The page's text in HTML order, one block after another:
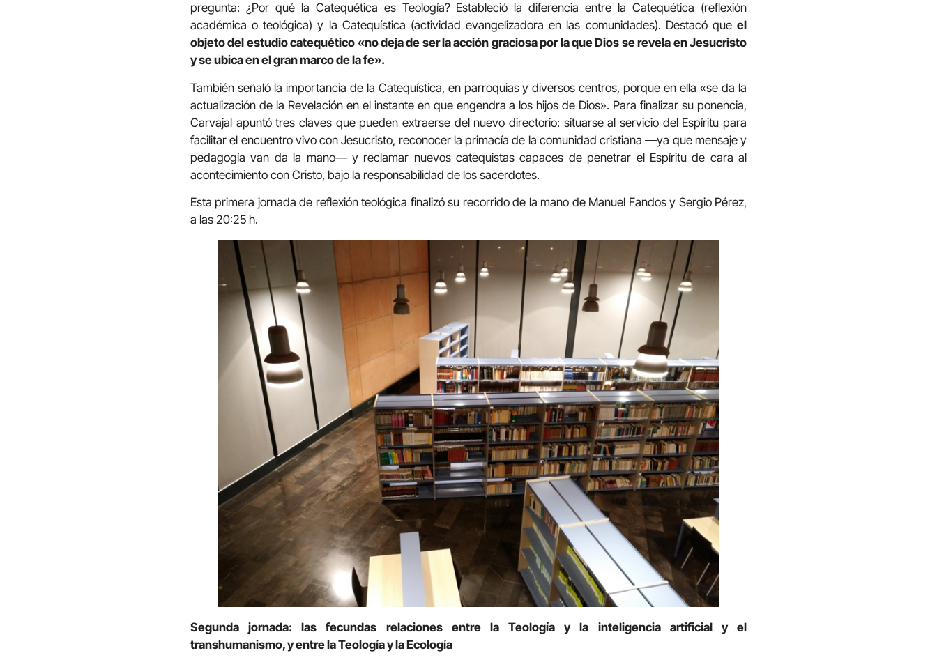
pregunta: ¿Por qué la Catequética es Teología? Estableció la diferencia entre la Catequética (reflexión
académica o teológica) y la Catequística (actividad evangelizadora en las comunidades). Destacó que el
objeto del estudio catequético «no deja de ser la acción graciosa por la que Dios se revela en Jesucristo
y se ubica en el gran marco de la fe».
También señaló la importancia de la Catequística, en parroquias y diversos centros, porque en ella «se da la
actualización de la Revelación en el instante en que engendra a los hijos de Dios». Para finalizar su ponencia,
Carvajal apuntó tres claves que pueden extraerse del nuevo directorio: situarse al servicio del Espíritu para
facilitar el encuentro vivo con Jesucristo, reconocer la primacía de la comunidad cristiana —ya que mensaje y
pedagogía van da la mano— y reclamar nuevos catequistas capaces de penetrar el Espíritu de cara al
acontecimiento con Cristo, bajo la responsabilidad de los sacerdotes.
Esta primera jornada de reflexión teológica finalizó su recorrido de la mano de Manuel Fandos y Sergio Pérez,
a las 20:25 h.
Segunda jornada: las fecundas relaciones entre la Teología y la inteligencia artificial y el
transhumanismo, y entre la Teología y la Ecología